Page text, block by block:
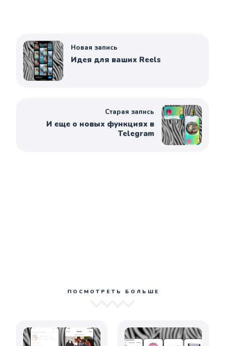
Новая запись
Идея для ваших Reels
Старая запись
И еще о новых функциях в
Telegram
ПОСМОТРЕТЬ БОЛЬШЕ